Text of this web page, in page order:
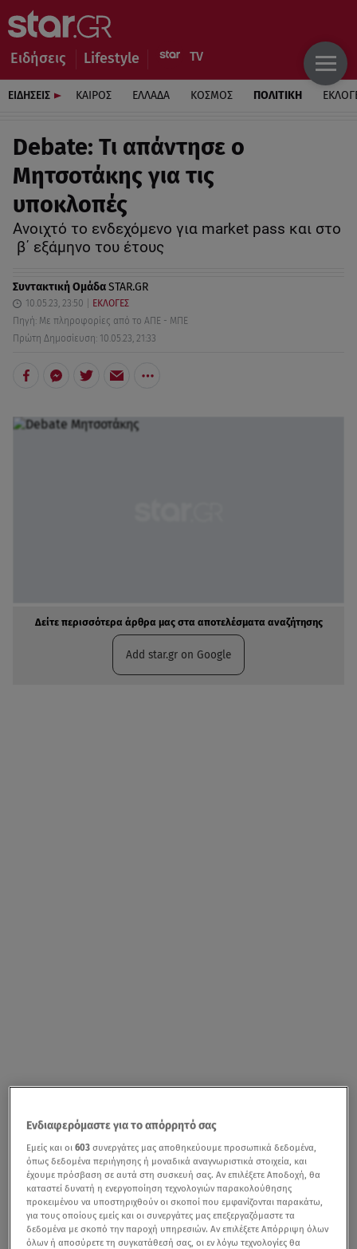
Ειδήσεις Lifestyle
ΕΙΔΗΣΕΙΣ ΚΑΙΡΟΣ ΕΛΛΑΔΑ ΚΟΣΜΟΣ ΠΟΛΙΤΙΚΗ
Debate: Τι απάντησε ο
Μητσοτάκης για τις
υποκλοπές
Ανοιχτό το ενδεχόμενο για market pass και στο
β΄ εξάμηνο του έτους
Συντακτική ΟμάδαSTAR.GR
10.05.23, 23:50
ΕΚΛΟΓΕΣ
Πηγή: Με πληροφορίες από το ΑΠΕ - ΜΠΕ
Πρώτη Δημοσίευση: 10.05.23, 21:33
Δείτε περισσότερα άρθρα μας στα αποτελέσματα αναζήτησης
Add star.gr on Google
Ενδιαφερόμαστε για το απόρρητό σας
Εμείς και οι603 συνεργάτες μας αποθηκεύουμε προσωπικά δεδομένα,
όπως δεδομένα περιήγησης ή μοναδικά αναγνωριστικά στοιχεία, και
έχουμε πρόσβαση σε αυτά στη συσκευή σας. Αν επιλέξετε Αποδοχή, θα
καταστεί δυνατή η ενεργοποίηση τεχνολογιών παρακολούθησης
προκειμένου να υποστηριχθούν οι σκοποί που εμφανίζονται παρακάτω,
για τους οποίους εμείς και οι συνεργάτες μας επεξεργαζόμαστε τα
δεδομένα με σκοπό την παροχή υπηρεσιών. Αν επιλέξετε Απόρριψη όλων
όλων ή αποσύρετε τη συγκατάθεσή σας, οι εν λόγω τεχνολογίες θα